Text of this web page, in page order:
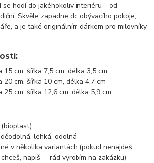
se hodí do jakéhokoliv interiéru – od
Skvěle zapadne do obývacího pokoje,
a je také originálním dárkem pro milovníky
15 cm, šířka 7,5 cm, délka 3,5 cm
20 cm, šířka 10 cm, délka 4,7 cm
25 cm, šířka 12,6 cm, délka 5,9 cm
(bioplast)
lehká, odolná
v několika variantách (pokud nenajdeš
napiš – rád vyrobím na zakázku)